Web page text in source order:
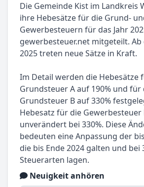
Die Gemeinde Kist im Landkreis
ihre Hebesätze für die Grund-
Gewerbesteuern für das Jahr
gewerbesteuer.net mitgeteilt. Ab
2025 treten neue Sätze in Kraft.
Im Detail werden die Hebesätze
Grundsteuer A auf 190% und für
Grundsteuer B auf 330%
Hebesatz für die
unverändert bei 330%. Diese
bedeuten eine Anpassung der
die bis Ende 2024 galten und bei
Steuerarten lagen.
Neuigkeit anhören